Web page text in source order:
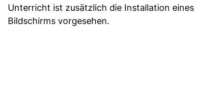
Unterricht ist zusätzlich die Installation eines
Bildschirms vorgesehen.